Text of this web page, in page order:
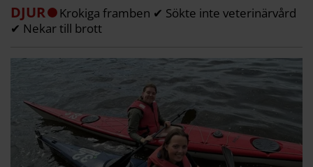
DJUR
Krokiga framben ✔ Sökte inte veterinärvård
✔ Nekar till brott